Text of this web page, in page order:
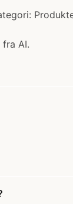
AI.